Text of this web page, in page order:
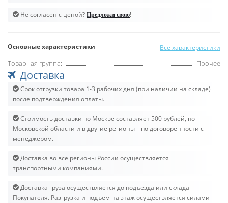
Не согласен с ценой? Предложи свою!
Основные характеристики Все характеристики
Товарная группа: Прочее
Доставка
Срок отгрузки товара 1-3 рабочих дня (при наличии на складе)
после подтверждения оплаты.
Стоимость доставки по Москве составляет 500 рублей, по
Московской области и в другие регионы – по договоренности с
менеджером.
Доставка во все регионы России осуществляется
транспортными компаниями.
Доставка груза осуществляется до подъезда или склада
Покупателя. Разгрузка и подъём на этаж осуществляется силами